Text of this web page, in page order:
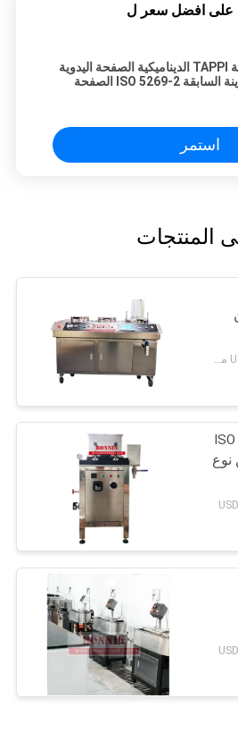
على افضل سعر ل
طابعة TAPPI الديناميكية الصفحة اليدوية
للخزينة السابقة ISO 5269-2 الصفحة
استمر
المنتجات
USD6000-25000/set MOQ:1 مجموعة
نوع